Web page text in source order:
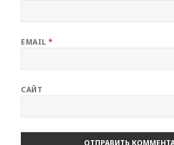
EMAIL*
САЙТ